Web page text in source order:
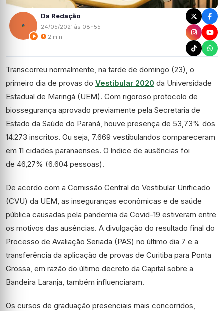
Da Redação
24/05/2021 às 08h55
2 min
Transcorreu normalmente, na tarde de domingo (23), o
primeiro dia de provas do Vestibular 2020 da Universidade
Estadual de Maringá (UEM). Com rigoroso protocolo de
biossegurança aprovado previamente pela Secretaria de
Estado da Saúde do Paraná, houve presença de 53,73% dos
14.273 inscritos. Ou seja, 7.669 vestibulandos compareceram
em 11 cidades paranaenses. O índice de ausências foi
de 46,27% (6.604 pessoas).
De acordo com a Comissão Central do Vestibular Unificado
(CVU) da UEM, as inseguranças econômicas e de saúde
pública causadas pela pandemia da Covid-19 estiveram entre
os motivos das ausências. A divulgação do resultado final do
Processo de Avaliação Seriada (PAS) no último dia 7 e a
transferência da aplicação de provas de Curitiba para Ponta
Grossa, em razão do último decreto da Capital sobre a
Bandeira Laranja, também influenciaram.
Os cursos de graduação presenciais mais concorridos,